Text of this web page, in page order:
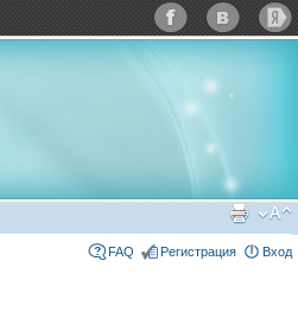
FAQ Регистрация Вход